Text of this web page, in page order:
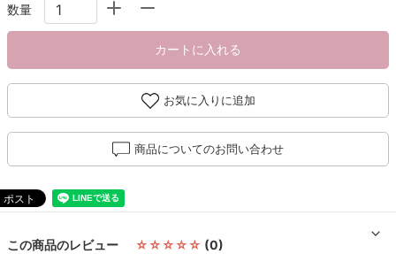
数量
カートに入れる
お気に入りに追加
商品についてのお問い合わせ
この商品のレビュー ☆☆☆☆☆ (0)